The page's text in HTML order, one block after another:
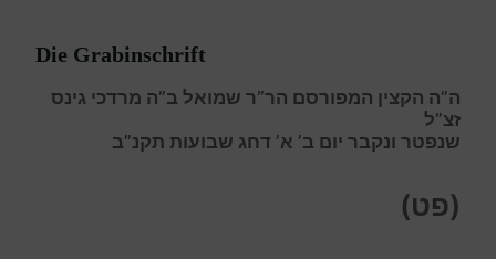
Die Grabinschrift
ה”ה הקצין המפורסם הר”ר שמואל ב”ה מרדכי גינס
זצ”ל
שנפטר ונקבר יום ב’ א’ דחג שבועות תקנ”ב
(פט)